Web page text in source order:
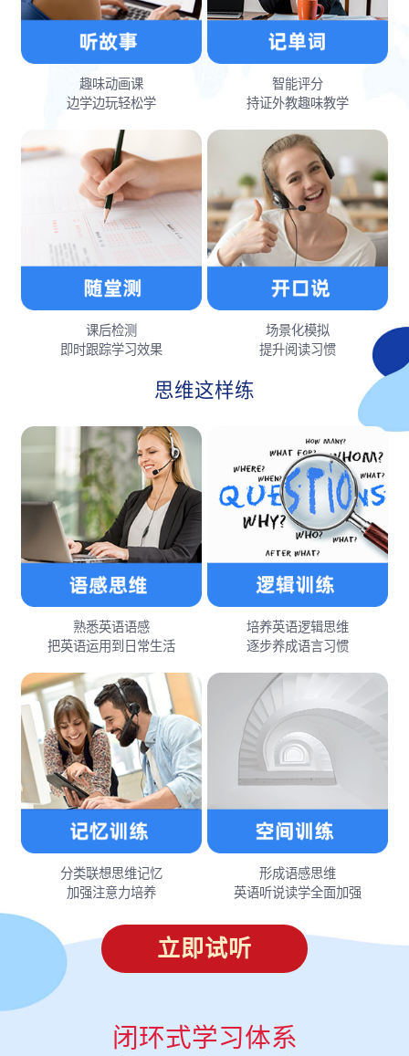
趣味动画课
边学边玩轻松学
智能评分
持证外教趣味教学
课后检测
即时跟踪学习效果
场景化模拟
提升阅读习惯
思维这样练
熟悉英语语感
把英语运用到日常生活
培养英语逻辑思维
逐步养成语言习惯
分类联想思维记忆
加强注意力培养
形成语感思维
英语听说读学全面加强
立即试听
闭环式学习体系